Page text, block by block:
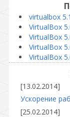
virtualbox 5.1
VirtualBox
VirtualBox
VirtualBox
VirtualBox
[13.02.2014]
Ускорение
[25.02.2014]